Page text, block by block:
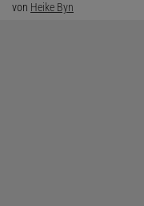
von Heike Byn